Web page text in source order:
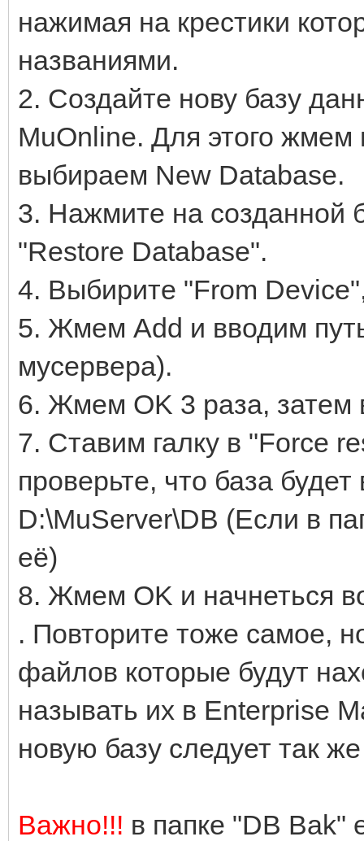
нажимая на крестики
названиями.
2. Создайте нову базу
MuOnline. Для этого жмем
выбираем New Database.
3. Нажмите на созданной
"Restore Database".
4. Выбирите "From
5. Жмем Add и вводим
мусервера).
6. Жмем OK 3 раза, затем
7. Ставим галку в "Force
проверьте, что база
D:\MuServer\DB (Если в
её)
8. Жмем OK и начнеться
. Повторите тоже самое,
файлов которые будут
называть их в Enterprise
новую базу следует так
Важно!!! в папке "DB Bak"